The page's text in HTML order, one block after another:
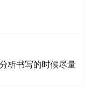
成绩管理
析书写的时候尽量